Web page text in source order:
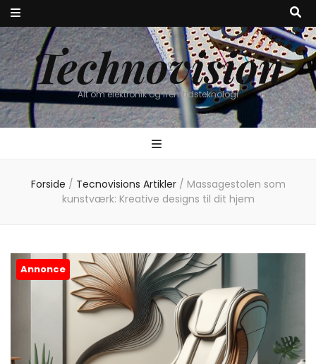
Technovision
Alt om elektronik og fremtidsteknologi
Forside / Tecnovisions Artikler / Massagestolen som
kunstværk: Kreative designs til dit hjem
Annonce